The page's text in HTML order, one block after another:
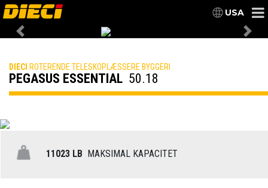
USA
Previous
DIECI ROTERENDE TELESKOPLÆSSERE BYGGERI
PEGASUS ESSENTIAL 50.18
11023 LB MAKSIMAL KAPACITET